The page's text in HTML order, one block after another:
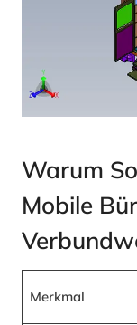
Warum
Mobile
Merkmal